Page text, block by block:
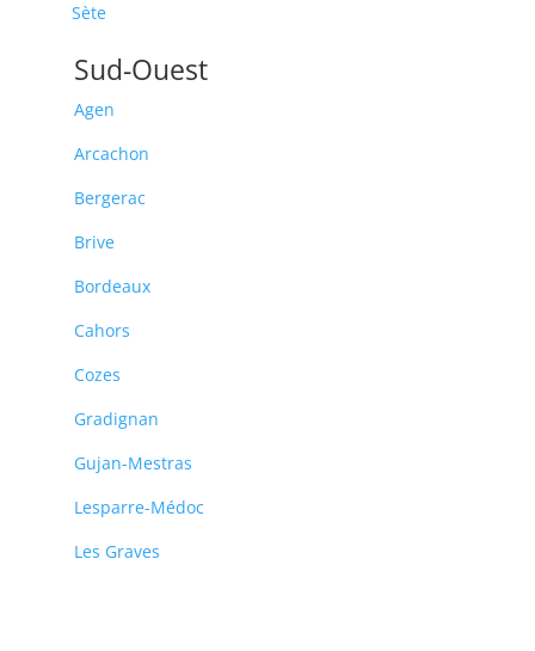
Sète
Sud-Ouest
Agen
Arcachon
Bergerac
Brive
Bordeaux
Cahors
Cozes
Gradignan
Gujan-Mestras
Lesparre-Médoc
Les Graves